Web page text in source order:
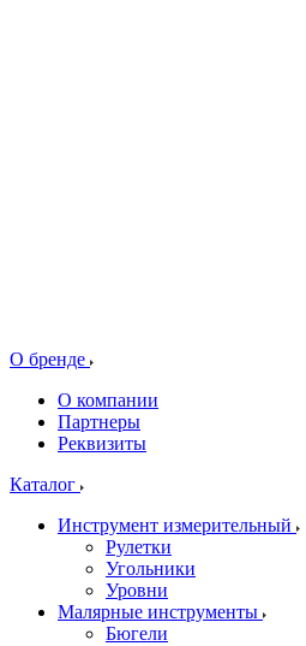
О бренде
О компании
Партнеры
Реквизиты
Каталог
Инструмент измерительный
Рулетки
Угольники
Уровни
Малярные инструменты
Бюгели